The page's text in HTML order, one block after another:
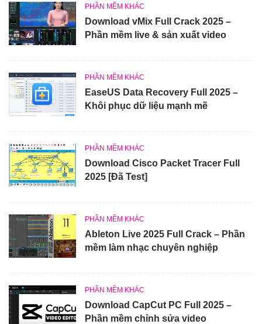
PHẦN MỀM KHÁC
Download vMix Full Crack 2025 –
Phần mềm live & sản xuất video
PHẦN MỀM KHÁC
EaseUS Data Recovery Full 2025 –
Khôi phục dữ liệu mạnh mẽ
PHẦN MỀM KHÁC
Download Cisco Packet Tracer Full
2025 [Đã Test]
PHẦN MỀM KHÁC
Ableton Live 2025 Full Crack – Phần
mềm làm nhạc chuyên nghiệp
PHẦN MỀM KHÁC
Download CapCut PC Full 2025 –
Phần mềm chỉnh sửa video